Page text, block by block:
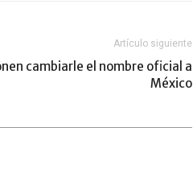
Artículo siguiente
cambiarle el nombre oficial a
México